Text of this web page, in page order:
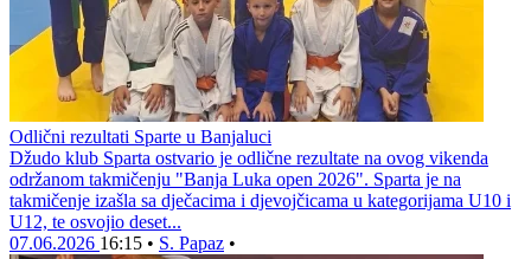
Odlični rezultati Sparte u Banjaluci
Džudo klub Sparta ostvario je odlične rezultate na ovog vikenda
održanom takmičenju "Banja Luka open 2026". Sparta je na
takmičenje izašla sa dječacima i djevojčicama u kategorijama U10 i
U12, te osvojio deset...
07.06.2026 16:15 • S. Papaz •